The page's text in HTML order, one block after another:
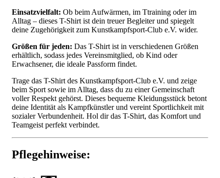
Einsatzvielfalt: Ob beim Aufwärmen, im Ttraining oder im
Alltag – dieses T-Shirt ist dein treuer Begleiter und spiegelt
deine Zugehörigkeit zum Kunstkampfsport-Club e.V. wider.
Größen für jeden: Das T-Shirt ist in verschiedenen Größen
erhältlich, sodass jedes Vereinsmitglied, ob Kind oder
Erwachsener, die ideale Passform findet.
Trage das T-Shirt des Kunstkampfsport-Club e.V. und zeige
beim Sport sowie im Alltag, dass du zu einer Gemeinschaft
voller Respekt gehörst. Dieses bequeme Kleidungsstück betont
deine Identität als Kampfkünstler und vereint Sportlichkeit mit
sozialer Verbundenheit. Hol dir das T-Shirt, das Komfort und
Teamgeist perfekt verbindet.
Pflegehinweise: